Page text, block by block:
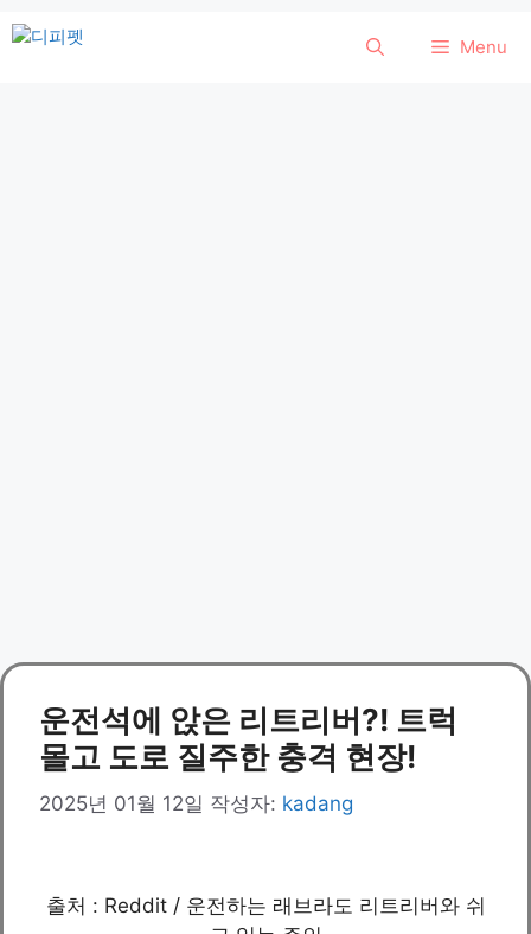
컨
Menu
운전석에 앉은 리트리버?! 트럭
몰고 도로 질주한 충격 현장!
2025년 01월 12일 작성자: kadang
출처 : Reddit / 운전하는 래브라도 리트리버와 쉬